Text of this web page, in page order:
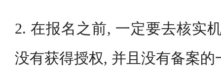
2. 在报名之前, 一定要去核实
没有获得授权, 并且没有备案